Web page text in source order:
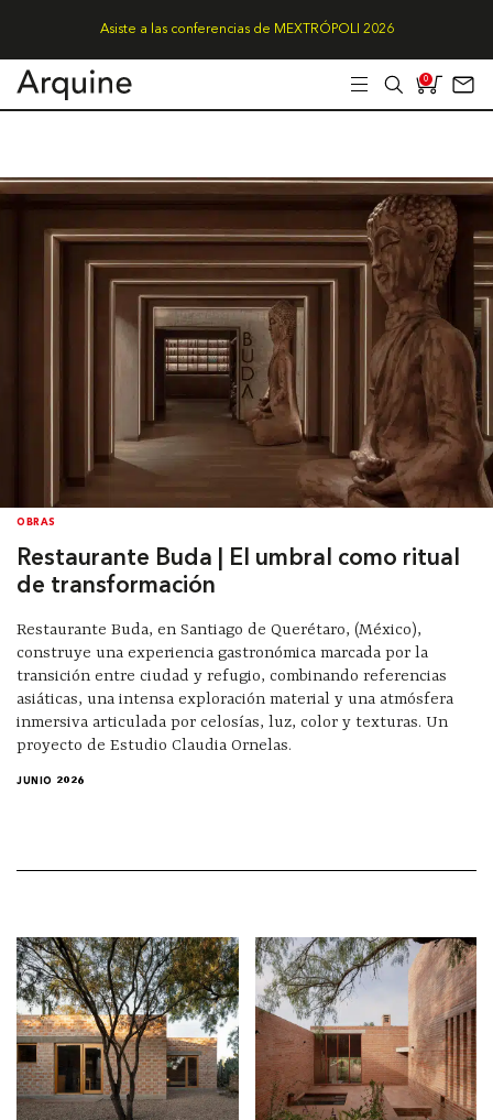
Asiste a las conferencias de MEXTRÓPOLI 2026
0
OBRAS
Restaurante Buda | El umbral como ritual
de transformación
Restaurante Buda, en Santiago de Querétaro, (México),
construye una experiencia gastronómica marcada por la
transición entre ciudad y refugio, combinando referencias
asiáticas, una intensa exploración material y una atmósfera
inmersiva articulada por celosías, luz, color y texturas. Un
proyecto de Estudio Claudia Ornelas.
JUNIO 2026